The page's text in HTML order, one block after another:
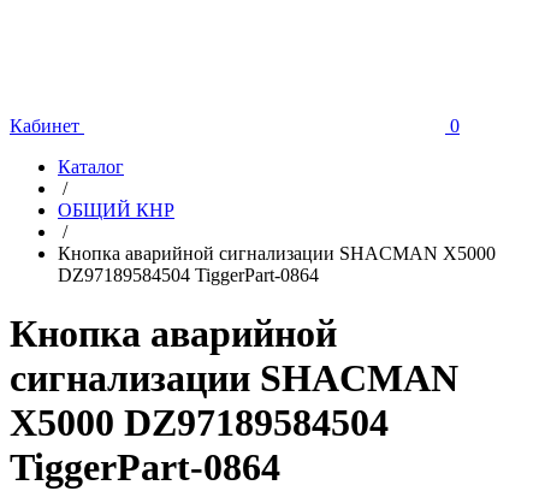
Кабинет
0
Каталог
/
ОБЩИЙ КНР
/
Кнопка аварийной сигнализации SHACMAN X5000
DZ97189584504 TiggerPart-0864
Кнопка аварийной
сигнализации SHACMAN
X5000 DZ97189584504
TiggerPart-0864